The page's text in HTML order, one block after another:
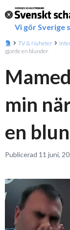
Vi gör Sverige
TV & Nyheter
gjorde en blunder
min
en
Publicerad 11 juni,